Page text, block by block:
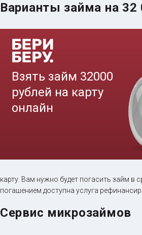
Варианты займа на 32
карту. Вам нужно будет погасить займ в
погашением доступна услуга
Сервис микрозаймов